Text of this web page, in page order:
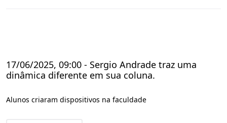
17/06/2025, 09:00 - Sergio Andrade traz uma
dinâmica diferente em sua coluna.
Alunos criaram dispositivos na faculdade